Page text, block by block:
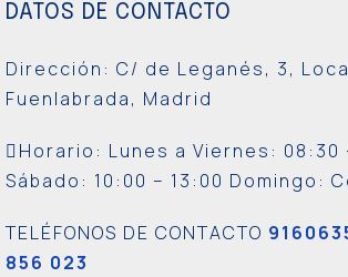
DATOS DE CONTACTO
Dirección: C/ de Leganés, 3,
Fuenlabrada, Madrid
Horario: Lunes a Viernes: 08:30
Sábado: 10:00 – 13:00 Domingo:
TELÉFONOS DE CONTACTO
856 023